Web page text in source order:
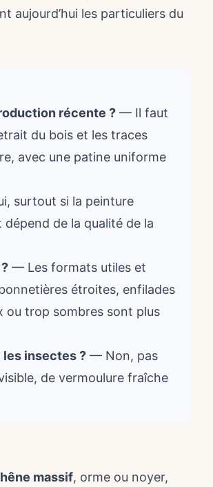
aujourd’hui les particuliers du
récente ? — Il faut
du bois et les traces
avec une patine uniforme
surtout si la peinture
dépend de la qualité de la
— Les formats utiles et
étroites, enfilades
ou trop sombres sont plus
insectes ? — Non, pas
de vermoulure fraîche
massif, orme ou noyer,